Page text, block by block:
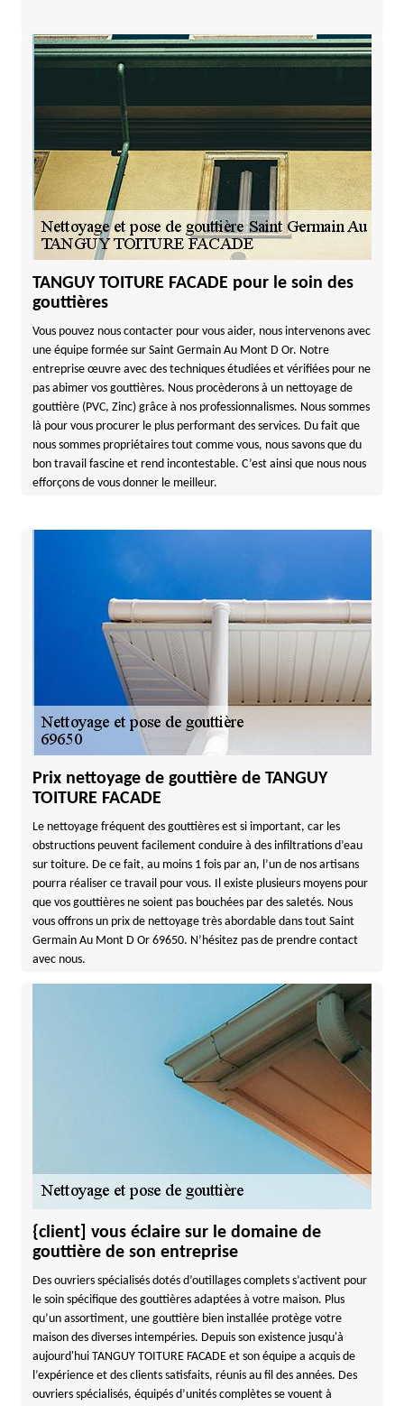
TANGUY TOITURE FACADE pour le soin des
gouttières
Vous pouvez nous contacter pour vous aider, nous intervenons avec
une équipe formée sur Saint Germain Au Mont D Or. Notre
entreprise œuvre avec des techniques étudiées et vérifiées pour ne
pas abimer vos gouttières. Nous procèderons à un nettoyage de
gouttière (PVC, Zinc) grâce à nos professionnalismes. Nous sommes
là pour vous procurer le plus performant des services. Du fait que
nous sommes propriétaires tout comme vous, nous savons que du
bon travail fascine et rend incontestable. C’est ainsi que nous nous
efforçons de vous donner le meilleur.
Prix nettoyage de gouttière de TANGUY
TOITURE FACADE
Le nettoyage fréquent des gouttières est si important, car les
obstructions peuvent facilement conduire à des infiltrations d’eau
sur toiture. De ce fait, au moins 1 fois par an, l’un de nos artisans
pourra réaliser ce travail pour vous. Il existe plusieurs moyens pour
que vos gouttières ne soient pas bouchées par des saletés. Nous
vous offrons un prix de nettoyage très abordable dans tout Saint
Germain Au Mont D Or 69650. N’hésitez pas de prendre contact
avec nous.
{client] vous éclaire sur le domaine de
gouttière de son entreprise
Des ouvriers spécialisés dotés d’outillages complets s’activent pour
le soin spécifique des gouttières adaptées à votre maison. Plus
qu’un assortiment, une gouttière bien installée protège votre
maison des diverses intempéries. Depuis son existence jusqu'à
aujourd'hui TANGUY TOITURE FACADE et son équipe a acquis de
l’expérience et des clients satisfaits, réunis au fil des années. Des
ouvriers spécialisés, équipés d’unités complètes se vouent à